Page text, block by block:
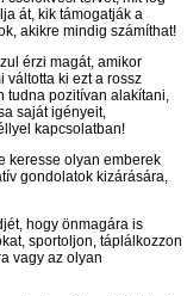
át, kik támogatják a
akikre mindig számíthat!
érzi magát, amikor
váltotta ki ezt a rossz
tudna pozitívan alakítani,
saját igényeit,
kapcsolatban!
keresse olyan emberek
gondolatok kizárására,
hogy önmagára is
sportoljon, táplálkozzon
vagy az olyan